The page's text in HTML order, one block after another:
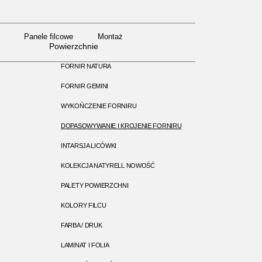
Panele filcowe
Montaż
Powierzchnie
FORNIR NATURA
FORNIR GEMINI
WYKOŃCZENIE FORNIRU
DOPASOWYWANIE I KROJENIE FORNIRU
INTARSJA LICÓWKI
KOLEKCJA NATYRELL NOWOŚĆ
PALETY POWIERZCHNI
KOLORY FILCU
FARBA / DRUK
LAMINAT I FOLIA